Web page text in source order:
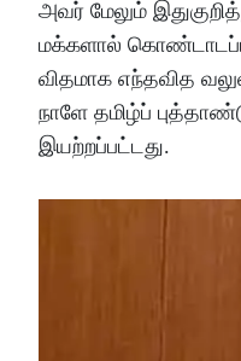
அவர் மேலும்
மக்களால்
விதமாக எந்தவித
நாளே தமிழ்ப்
இயற்றப்பட்டது.